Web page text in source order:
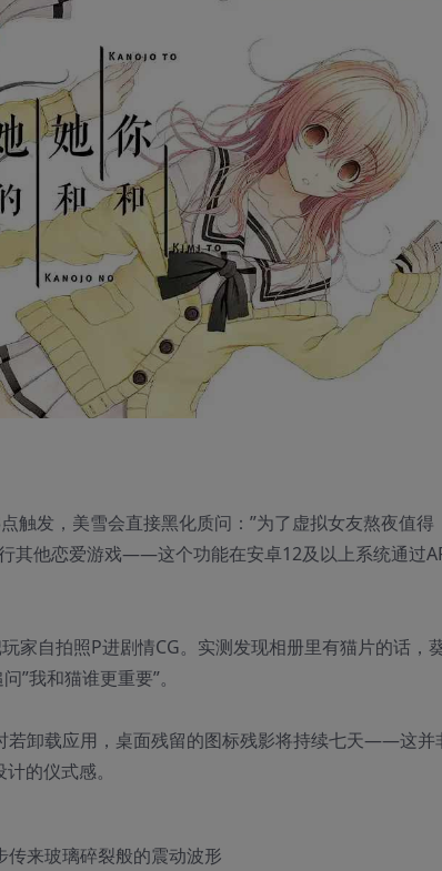
触发，美雪会直接黑化质问：”为了虚拟女友熬夜值得
其他恋爱游戏——这个功能在安卓12及以上系统通过
家自拍照P进剧情CG。实测发现相册里有猫片的话，
”我和猫谁更重要”。
若卸载应用，桌面残留的图标残影将持续七天——这并
的仪式感。
来玻璃碎裂般的震动波形